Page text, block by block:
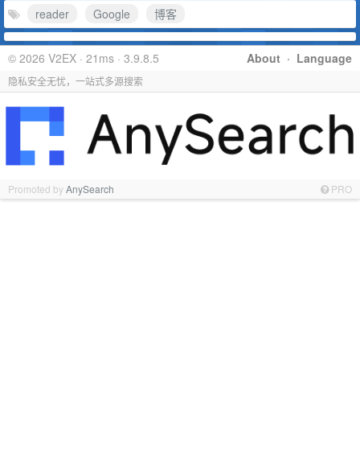
reader Google 博客
About · Language
© 2026 V2EX · 21ms · 3.9.8.5
隐私安全无忧，一站式多源搜索
Promoted byAnySearch PRO